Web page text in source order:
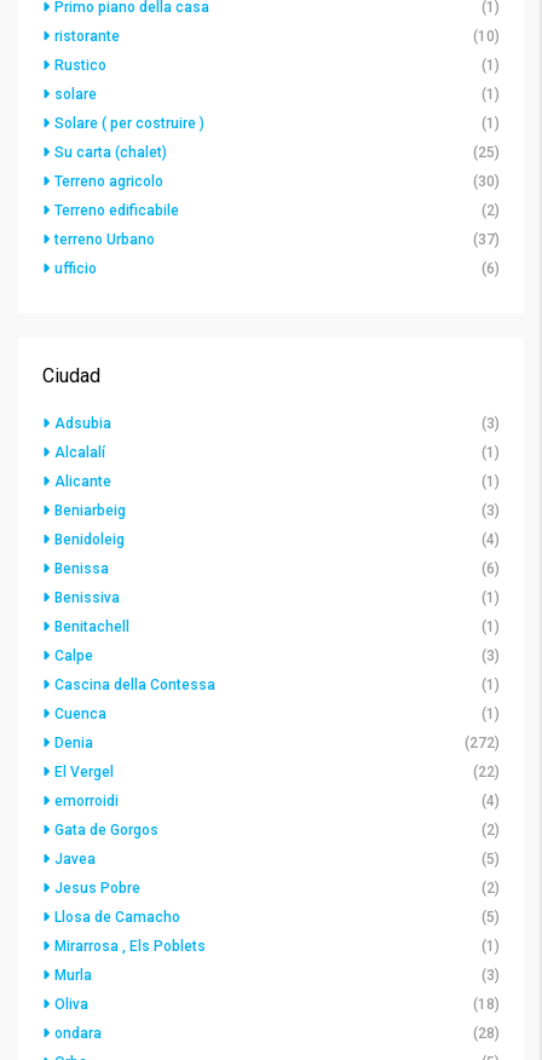
Primo piano della casa
(1)
ristorante
(10)
Rustico
(1)
solare
(1)
Solare ( per costruire )
(1)
Su carta (chalet)
(25)
Terreno agricolo
(30)
Terreno edificabile
(2)
terreno Urbano
(37)
ufficio
(6)
Ciudad
Adsubia
(3)
Alcalalí
(1)
Alicante
(1)
Beniarbeig
(3)
Benidoleig
(4)
Benissa
(6)
Benissiva
(1)
Benitachell
(1)
Calpe
(3)
Cascina della Contessa
(1)
Cuenca
(1)
Denia
(272)
El Vergel
(22)
emorroidi
(4)
Gata de Gorgos
(2)
Javea
(5)
Jesus Pobre
(2)
Llosa de Camacho
(5)
Mirarrosa , Els Poblets
(1)
Murla
(3)
Oliva
(18)
ondara
(28)